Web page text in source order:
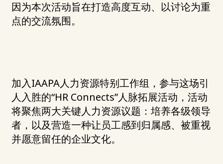
因为本次活动旨在打造高度互动、以讨论为重
点的交流氛围。
加入IAAPA人力资源特别工作组，参与这场引
人入胜的“HR Connects”人脉拓展活动，活动
将聚焦两大关键人力资源议题：培养各级领导
者，以及营造一种让员工感到归属感、被重视
并愿意留任的企业文化。